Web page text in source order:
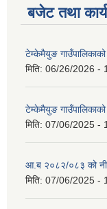
बजेट तथा
टेम्केमैयुङ
मिति: 06/26/2026 -
टेम्केमैयुङ
मिति: 07/06/2025 -
आ.ब २०८२/०८३ को
मिति: 07/06/2025 -